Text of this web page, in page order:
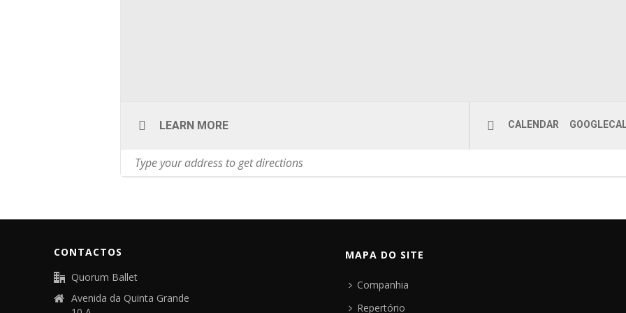
LEARN MORE CALENDAR
CONTACTOS
Quorum Ballet
Avenida da Quinta Grande
MAPA DO SITE
Companhia
Repertório